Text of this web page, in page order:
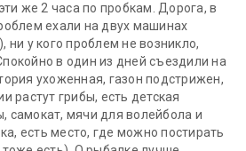
же 2 часа по пробкам. Дорога, в
ехали на двух машинах
у кого проблем не возникло,
в один из дней съездили на
ухоженная, газон подстрижен,
растут грибы, есть детская
самокат, мячи для волейбола и
есть место, где можно постирать